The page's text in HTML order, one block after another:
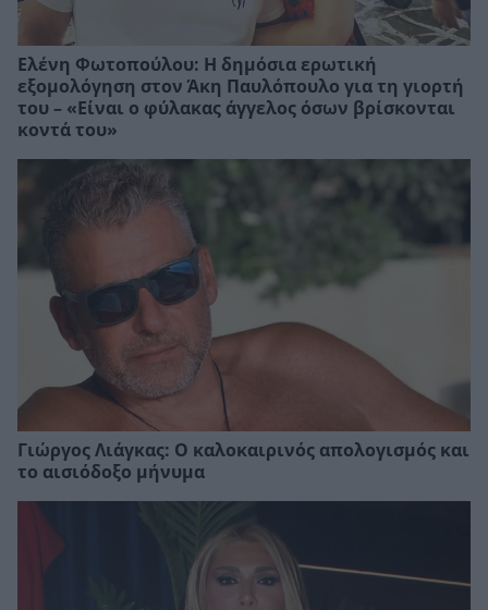
Ελένη Φωτοπούλου: Η δημόσια ερωτική
εξομολόγηση στον Άκη Παυλόπουλο για τη γιορτή
του – «Είναι ο φύλακας άγγελος όσων βρίσκονται
κοντά του»
Γιώργος Λιάγκας: Ο καλοκαιρινός απολογισμός και
το αισιόδοξο μήνυμα